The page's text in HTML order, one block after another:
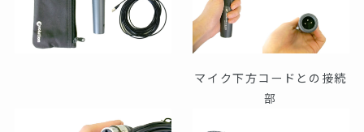
マイク下方コードとの接続
部